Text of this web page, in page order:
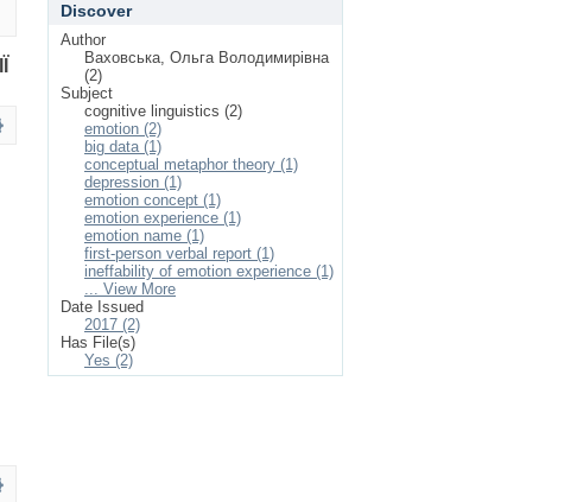
Discover
Author
Ваховська, Ольга Володимирівна
(2)
Subject
cognitive linguistics (2)
emotion (2)
big data (1)
conceptual metaphor theory (1)
depression (1)
emotion concept (1)
emotion experience (1)
emotion name (1)
first-person verbal report (1)
ineffability of emotion experience (1)
... View More
Date Issued
2017 (2)
Has File(s)
Yes (2)